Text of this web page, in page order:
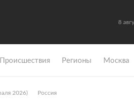
8
Происшествия Регионы Москва
2026) Россия